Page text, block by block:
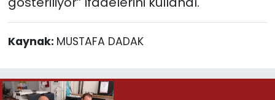
Kaynak: MUSTAFA DADAK